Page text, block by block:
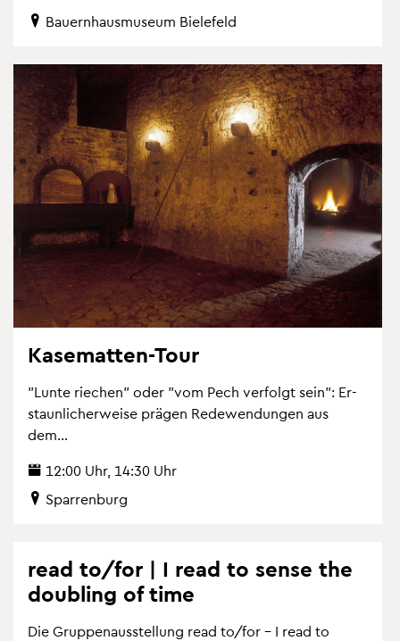
Bau­ern­haus­mu­se­um Bie­le­feld
Ka­se­mat­ten-Tour
"Lunte rie­chen" oder "vom Pech ver­folgt sein": Er­
staun­li­cher­wei­se prä­gen Re­de­wen­dun­gen aus
dem...
12:00 Uhr, 14:30 Uhr
Spar­ren­burg
read to/for | I read to sense the
dou­bling of time
Die Grup­pen­aus­stel­lung read to/for – I read to